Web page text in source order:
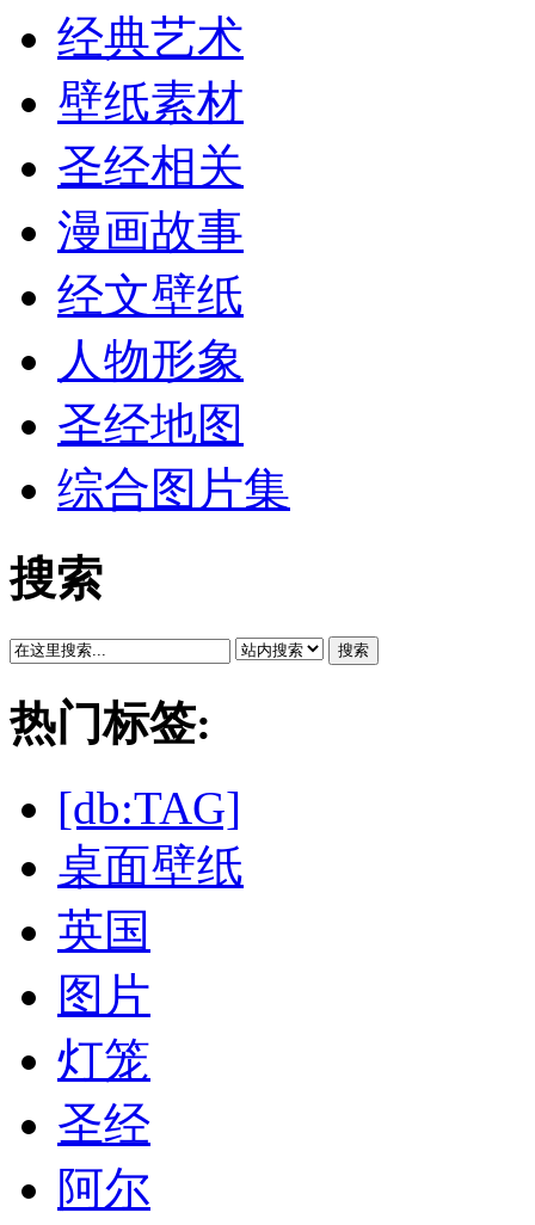
经典艺术
壁纸素材
圣经相关
漫画故事
经文壁纸
人物形象
圣经地图
综合图片集
搜索
搜索
热门标签:
[db:TAG]
桌面壁纸
英国
图片
灯笼
圣经
阿尔